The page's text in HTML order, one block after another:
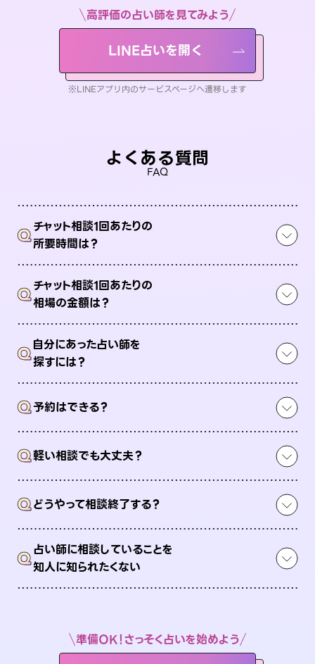
高評価の占い師を見てみよう
LINE占いを開く
※LINEアプリ内のサービスページへ遷移します
よくある質問
FAQ
Qチャット相談1回あたりの
所要時間は？
Qチャット相談1回あたりの
相場の金額は？
Q自分にあった占い師を
探すには？
Q予約はできる？
Q軽い相談でも大丈夫？
Qどうやって相談終了する？
Q占い師に相談していることを
知人に知られたくない
準備OK！さっそく占いを始めよう